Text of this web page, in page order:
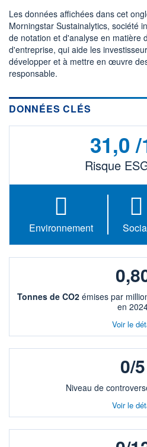
VALORISATION
400 MEUR
LIMITE À LA
BAISSE
0,000
4,72%
DIVIDENDE
-
ÉLIGIBILITÉ
Les données affichées dans cet
Morningstar Sustainalytics, société
de notation et d'analyse en matière
d'entreprise, qui aide les
développer et à mettre en œuvre
responsable.
DONNÉES CLÉS
31,0
Risque
Environnement
Tonnes de CO2émises par
en
Voir le
0/5
Niveau de
Voir le